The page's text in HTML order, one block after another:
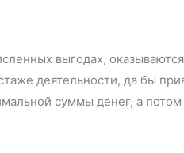
выгодах, оказываются
деятельности, да бы
суммы денег, а потом